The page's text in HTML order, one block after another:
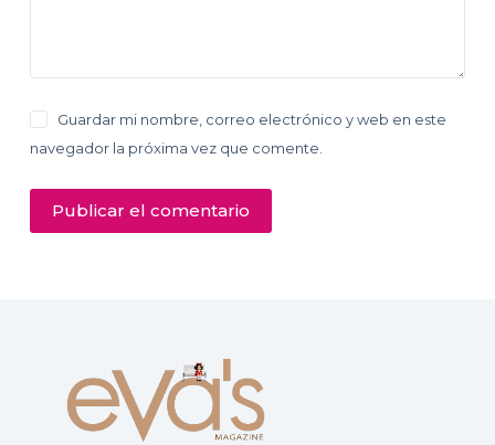
Guardar mi nombre, correo electrónico y web en este
navegador la próxima vez que comente.
Publicar el comentario